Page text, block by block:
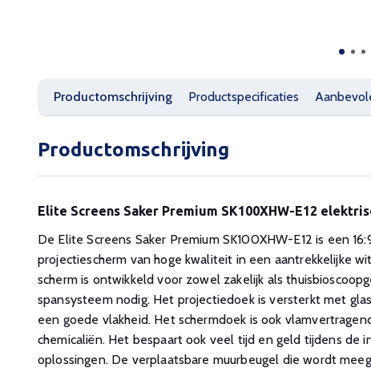
Productomschrijving Productspecificaties
Productomschrijving
Elite Screens Saker Premium SK100XHW-E12
De Elite Screens Saker Premium SK100XHW-E12 is een
projectiescherm van hoge kwaliteit in een aantrekkelijke
scherm is ontwikkeld voor zowel zakelijk als
spansysteem nodig. Het projectiedoek is versterkt met
een goede vlakheid. Het schermdoek is ook
chemicaliën. Het bespaart ook veel tijd en geld tijdens de
oplossingen. De verplaatsbare muurbeugel die wordt